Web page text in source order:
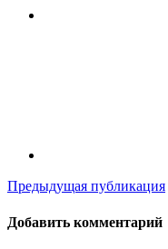
Предыдущая публикация
Добавить комментарий